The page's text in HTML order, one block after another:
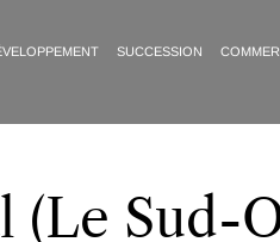
SUCCESSION
Sud-